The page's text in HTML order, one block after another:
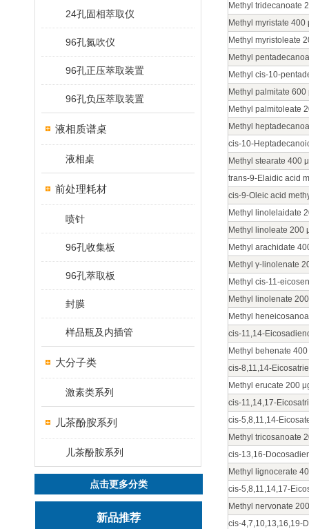
24孔固相萃取仪
96孔氮吹仪
96孔正压萃取装置
96孔负压萃取装置
液相质谱桌
液相桌
前处理耗材
喷针
96孔收集板
96孔萃取板
封膜
样品瓶及内插管
大分子类
激素类系列
儿茶酚胺系列
儿茶酚胺系列
点击更多分类
新品推荐
Methyl tridecanoate
Methyl myristate 400
Methyl myristoleate
Methyl
Methyl cis-10-
Methyl palmitate 600
Methyl palmitoleate
Methyl
cis-10-
Methyl stearate 400
trans-9-Elaidic acid
cis-9-Oleic acid
Methyl linolelaidate
Methyl linoleate 200
Methyl arachidate
Methyl γ-linolenate
Methyl cis-11-
Methyl linolenate
Methyl
cis-11,14-
Methyl behenate
cis-8,11,14-
Methyl erucate 200
cis-11,14,17-
cis-5,8,11,14-
Methyl tricosanoate
cis-13,16-
Methyl lignocerate
cis-5,8,11,14,17-
Methyl nervonate
cis-4,7,10,13,16,19-